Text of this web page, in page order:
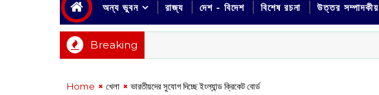
অন্য ভুবন রাজ্য দেশ - বিদেশ বিশেষ রচনা উত্তর সম্পাদকীয়
Breaking
Home খেলা ভারতীয়দের সুযোগ দিচ্ছে ইংল্যান্ড ক্রিকেট বোর্ড